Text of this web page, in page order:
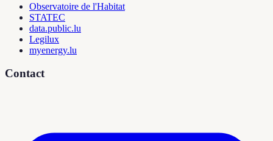
Observatoire de l'Habitat
STATEC
data.public.lu
Legilux
myenergy.lu
Contact